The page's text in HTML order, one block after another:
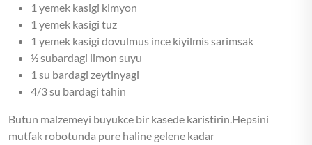
1 yemek kasigi kimyon
1 yemek kasigi tuz
1 yemek kasigi dovulmus ince kiyilmis sarimsak
½ subardagi limon suyu
1 su bardagi zeytinyagi
4/3 su bardagi tahin
Butun malzemeyi buyukce bir kasede karistirin.Hepsini
mutfak robotunda pure haline gelene kadar